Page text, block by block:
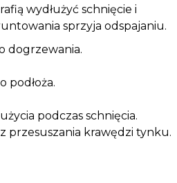
wydłużyć schnięcie i
sprzyja odspajaniu.
dogrzewania.
podłoża.
podczas schnięcia.
przesuszania krawędzi tynku.